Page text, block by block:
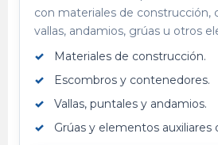
con materiales de construcción,
vallas, andamios, grúas u otros
Materiales de construcción.
Escombros y contenedores.
Vallas, puntales y andamios.
Grúas y elementos auxiliares